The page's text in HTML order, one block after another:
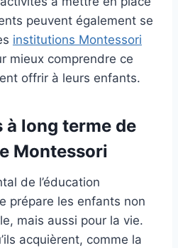
peuvent également se
institutions Montessori
mieux comprendre ce
offrir à leurs enfants.
à long terme de
Montessori
de l’éducation
prépare les enfants non
mais aussi pour la vie.
acquièrent, comme la